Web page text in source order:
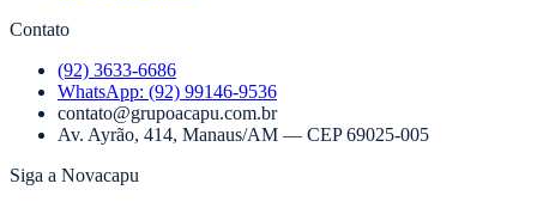
Contato
(92) 3633-6686
WhatsApp: (92) 99146-9536
contato@grupoacapu.com.br
Av. Ayrão, 414, Manaus/AM — CEP69025-005
Siga a Novacapu